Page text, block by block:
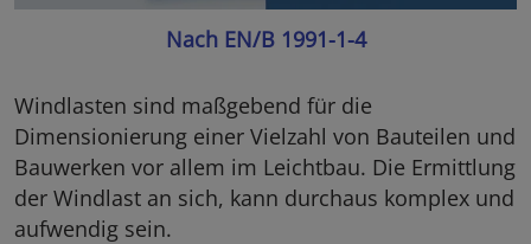
Nach EN/B 1991-1-4
Windlasten sind maßgebend für die
Dimensionierung einer Vielzahl von Bauteilen und
Bauwerken vor allem im Leichtbau. Die Ermittlung
der Windlast an sich, kann durchaus komplex und
aufwendig sein.